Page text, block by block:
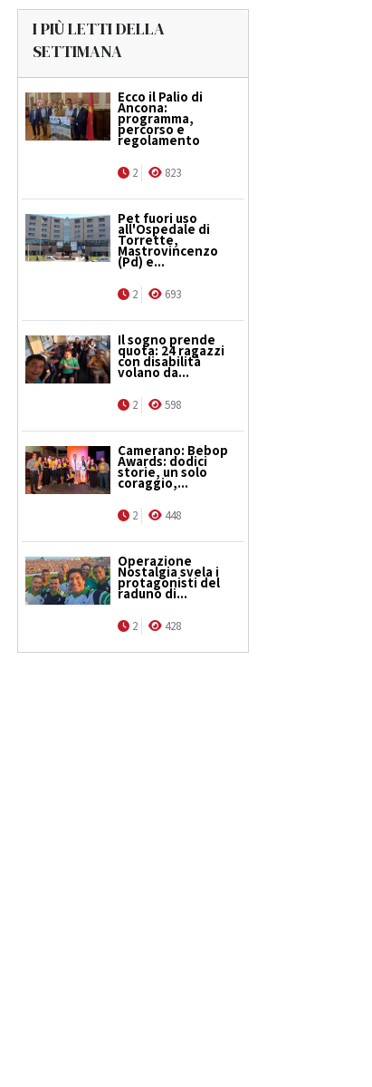
I PIÙ LETTI DELLA
SETTIMANA
Ecco il Palio di
Ancona:
programma,
percorso e
regolamento
2 823
Pet fuori uso
all'Ospedale di
Torrette,
Mastrovincenzo
(Pd) e...
2 693
Il sogno prende
quota: 24 ragazzi
con disabilità
volano da...
2 598
Camerano: Bebop
Awards: dodici
storie, un solo
coraggio,...
2 448
Operazione
Nostalgia svela i
protagonisti del
raduno di...
2 428